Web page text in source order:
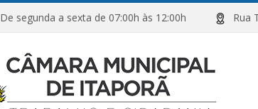
De segunda a sexta de 07:00h às 12:00h Rua